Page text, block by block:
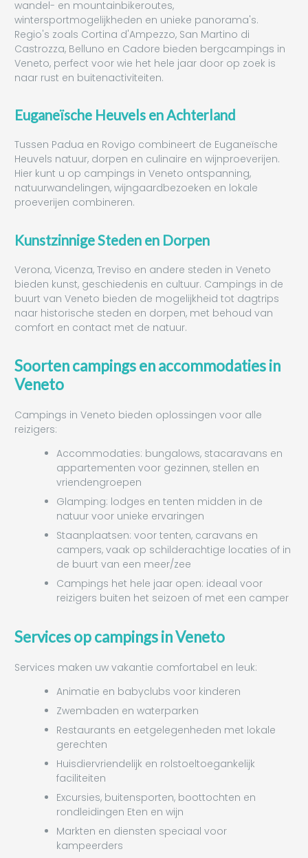
wandel- en mountainbikeroutes,
wintersportmogelijkheden en unieke panorama's.
Regio's zoals Cortina d'Ampezzo, San Martino di
Castrozza, Belluno en Cadore bieden bergcampings in
Veneto, perfect voor wie het hele jaar door op zoek is
naar rust en buitenactiviteiten.
Euganeïsche Heuvels en Achterland
Tussen Padua en Rovigo combineert de Euganeïsche
Heuvels natuur, dorpen en culinaire en wijnproeverijen.
Hier kunt u op campings in Veneto ontspanning,
natuurwandelingen, wijngaardbezoeken en lokale
proeverijen combineren.
Kunstzinnige Steden en Dorpen
Verona, Vicenza, Treviso en andere steden in Veneto
bieden kunst, geschiedenis en cultuur. Campings in de
buurt van Veneto bieden de mogelijkheid tot dagtrips
naar historische steden en dorpen, met behoud van
comfort en contact met de natuur.
Soorten campings en accommodaties in
Veneto
Campings in Veneto bieden oplossingen voor alle
reizigers:
Accommodaties: bungalows, stacaravans en
appartementen voor gezinnen, stellen en
vriendengroepen
Glamping: lodges en tenten midden in de
natuur voor unieke ervaringen
Staanplaatsen: voor tenten, caravans en
campers, vaak op schilderachtige locaties of in
de buurt van een meer/zee
Campings het hele jaar open: ideaal voor
reizigers buiten het seizoen of met een camper
Services op campings in Veneto
Services maken uw vakantie comfortabel en leuk:
Animatie en babyclubs voor kinderen
Zwembaden en waterparken
Restaurants en eetgelegenheden met lokale
gerechten
Huisdiervriendelijk en rolstoeltoegankelijk
faciliteiten
Excursies, buitensporten, boottochten en
rondleidingen Eten en wijn
Markten en diensten speciaal voor
kampeerders